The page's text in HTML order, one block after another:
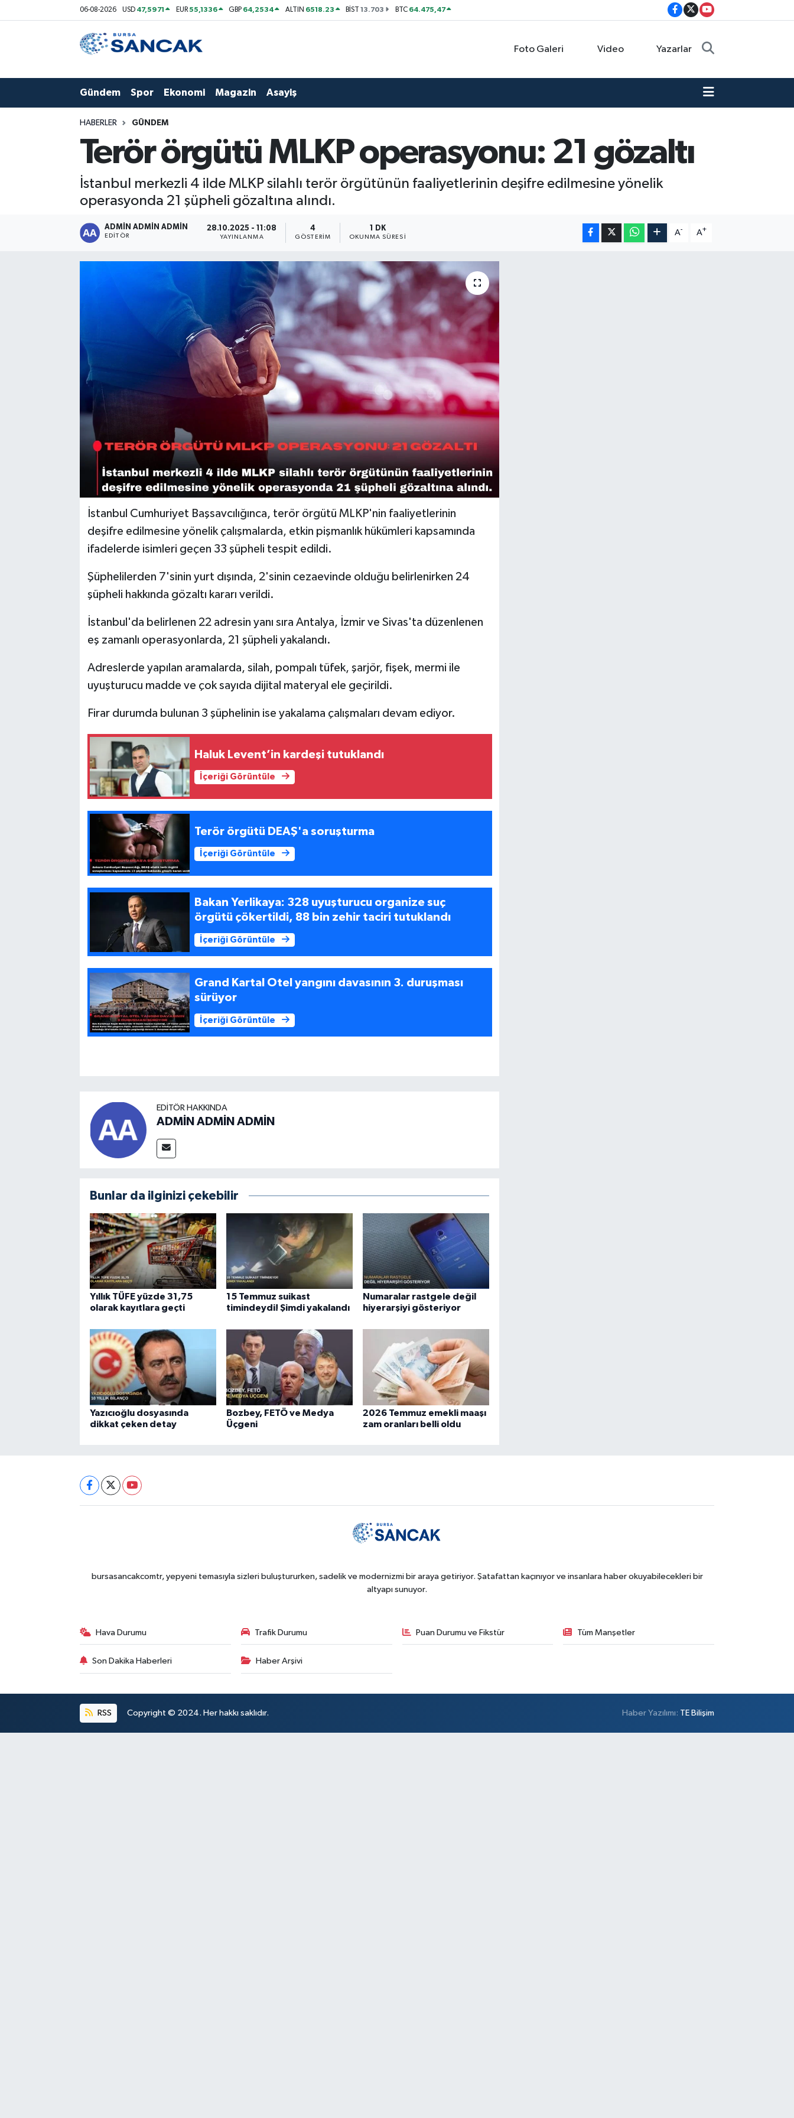
06-08-2026 USD 47,5971 EUR55,1336 GBP 64,2534 ALTIN 6518.23 BİST13.703 BTC 64.475,47
Foto Galeri Video Yazarlar
Gündem Spor Ekonomi Magazin Asayiş
HABERLER GÜNDEM
Terör örgütü MLKP operasyonu: 21 gözaltı
İstanbul merkezli 4 ilde MLKP silahlı terör örgütünün faaliyetlerinin deşifre edilmesine yönelik
operasyonda 21 şüpheli gözaltına alındı.
ADMİN ADMİN ADMİN
EDITÖR
28.10.2025 - 11:08
YAYINLANMA
4
GÖSTERIM
1 DK
OKUNMA SÜRESI
A- A+
İstanbul Cumhuriyet Başsavcılığınca, terör örgütü MLKP'nin faaliyetlerinin
deşifre edilmesine yönelik çalışmalarda, etkin pişmanlık hükümleri kapsamında
ifadelerde isimleri geçen 33 şüpheli tespit edildi.
Şüphelilerden 7'sinin yurt dışında, 2'sinin cezaevinde olduğu belirlenirken 24
şüpheli hakkında gözaltı kararı verildi.
İstanbul'da belirlenen 22 adresin yanı sıra Antalya, İzmir ve Sivas'ta düzenlenen
eş zamanlı operasyonlarda, 21 şüpheli yakalandı.
Adreslerde yapılan aramalarda, silah, pompalı tüfek, şarjör, fişek, mermi ile
uyuşturucu madde ve çok sayıda dijital materyal ele geçirildi.
Firar durumda bulunan 3 şüphelinin ise yakalama çalışmaları devam ediyor.
Haluk Levent’in kardeşi tutuklandı
İçeriği Görüntüle
Terör örgütü DEAŞ'a soruşturma
İçeriği Görüntüle
Bakan Yerlikaya: 328 uyuşturucu organize suç
örgütü çökertildi, 88 bin zehir taciri tutuklandı
İçeriği Görüntüle
Grand Kartal Otel yangını davasının 3. duruşması
sürüyor
İçeriği Görüntüle
EDITÖR HAKKINDA
ADMİN ADMİN ADMİN
Bunlar da ilginizi çekebilir
Yıllık TÜFE yüzde 31,75
olarak kayıtlara geçti
15 Temmuz suikast
timindeydi! Şimdi yakalandı
Numaralar rastgele değil
hiyerarşiyi gösteriyor
Yazıcıoğlu dosyasında
dikkat çeken detay
Bozbey, FETÖ ve Medya
Üçgeni
2026 Temmuz emekli maaşı
zam oranları belli oldu
bursasancakcomtr, yepyeni temasıyla sizleri buluştururken, sadelik ve modernizmi bir araya getiriyor. Şatafattan kaçınıyor ve insanlara haber okuyabilecekleri bir
altyapı sunuyor.
Hava Durumu Trafik Durumu Puan Durumu ve Fikstür Tüm Manşetler
Son Dakika Haberleri Haber Arşivi
RSS Copyright © 2024. Her hakkı saklıdır. Haber Yazılımı: TE Bilişim
Hava Durumu
Son Dakika Haberleri